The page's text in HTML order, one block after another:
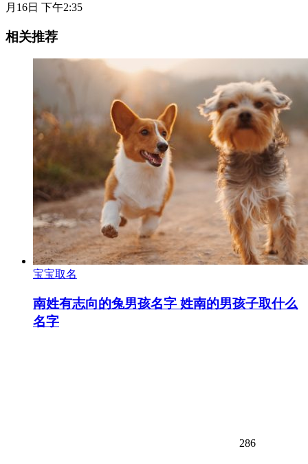
月16日 下午2:35
相关推荐
宝宝取名
南姓有志向的兔男孩名字 姓南的男孩子取什么
名字
286